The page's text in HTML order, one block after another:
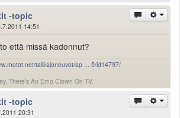
-topic
14:51
että missä kadonnut?
talli/ajoneuvot/ap ... 5/id14797/
There's An Emo Clown On TV.
-topic
20:31